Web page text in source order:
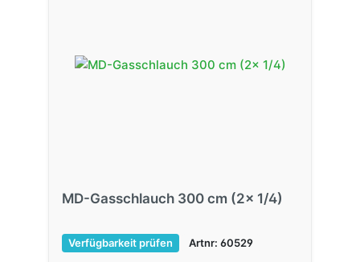
MD-Gasschlauch 300 cm (2x 1/4)
Verfügbarkeit prüfen Artnr: 60529